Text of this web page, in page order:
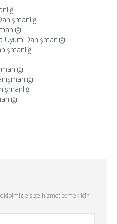
Danışmanlığı
size hizmet etmek için